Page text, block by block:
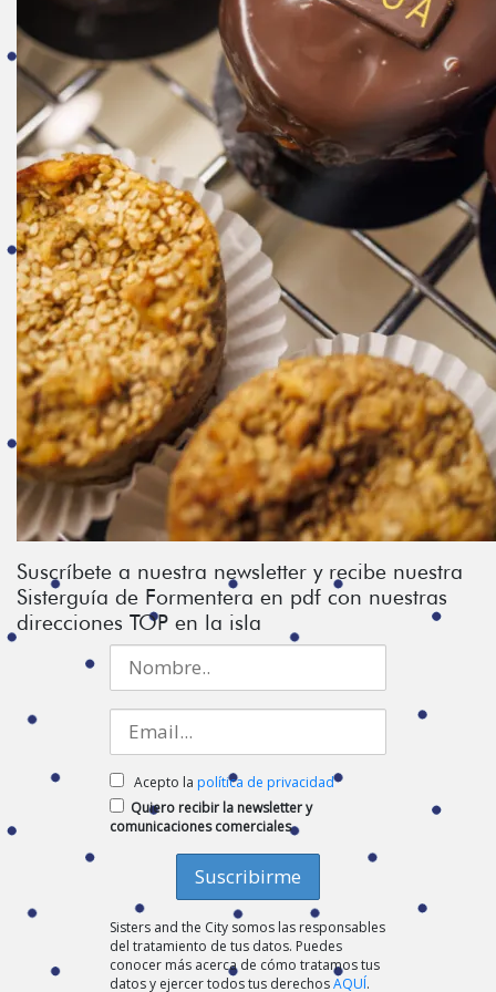
Suscríbete a nuestra newsletter y recibe nuestra
Sisterguía de Formentera en pdf con nuestras
direcciones TOP en la isla
Acepto la política de privacidad
Quiero recibir la newsletter y
comunicaciones comerciales
Sisters and the City somos las responsables
del tratamiento de tus datos. Puedes
conocer más acerca de cómo tratamos tus
datos y ejercer todos tus derechosAQUÍ.